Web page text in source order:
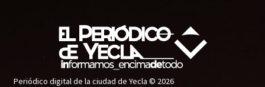
Periódico digital de la ciudad de Yecla © 2026